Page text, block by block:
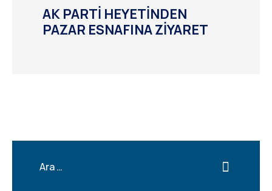
AK PARTİ HEYETİNDEN
PAZAR ESNAFINA ZİYARET